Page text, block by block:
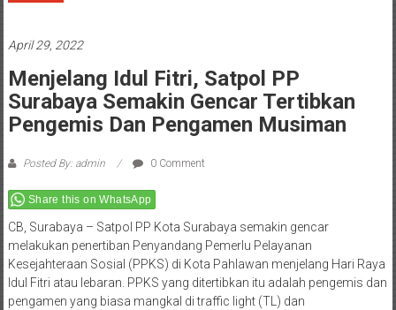
April 29, 2022
Menjelang Idul Fitri, Satpol PP
Surabaya Semakin Gencar Tertibkan
Pengemis Dan Pengamen Musiman
Posted By: admin 0 Comment
Share this on WhatsApp
CB, Surabaya – Satpol PP Kota Surabaya semakin gencar
melakukan penertiban Penyandang Pemerlu Pelayanan
Kesejahteraan Sosial (PPKS) di Kota Pahlawan menjelang Hari Raya
Idul Fitri atau lebaran. PPKS yang ditertibkan itu adalah pengemis dan
pengamen yang biasa mangkal di traffic light (TL) dan